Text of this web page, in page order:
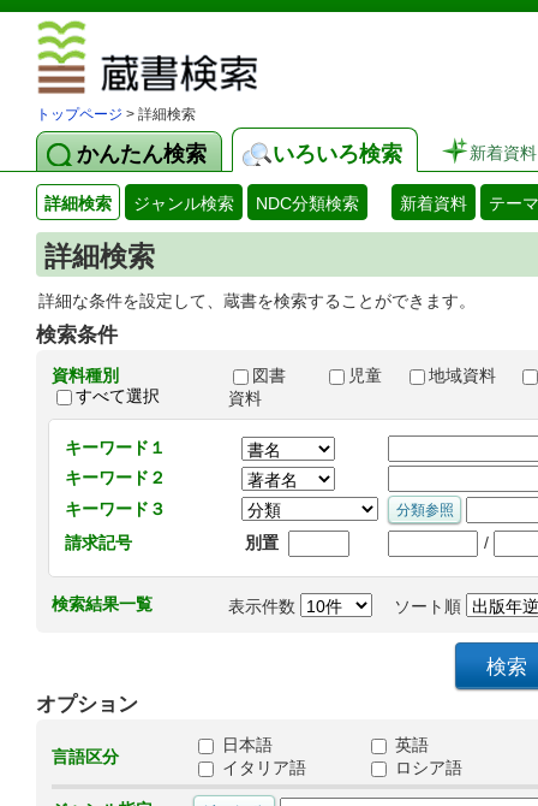
トップページ > 詳細検索
かんたん検索 いろいろ検索 新着資料
詳細検索 ジャンル検索 NDC分類検索 新着資料 テー
詳細検索
詳細な条件を設定して、蔵書を検索することができます。
検索条件
資料種別
すべて選択
図書 児童
地域資料
資料
キーワード１
キーワード２
キーワード３
請求記号
別置 /
検索結果一覧 表示件数 ソート順
オプション
言語区分
日本語
英語
イタリア語
ロシア語